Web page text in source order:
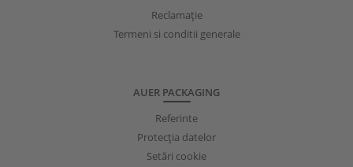
Reclamație
Termeni si conditii generale
AUER PACKAGING
Referinte
Protecţia datelor
Setări cookie